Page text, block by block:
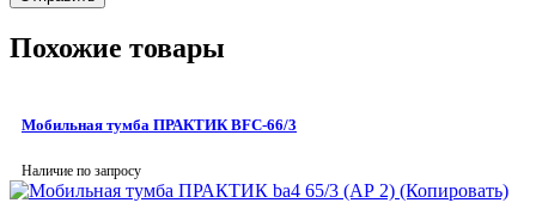
Похожие товары
Мобильная тумба ПРАКТИК BFC-66/3
Наличие по запросу